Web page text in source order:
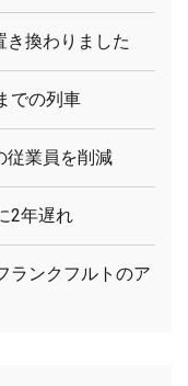
き換わりました
での列車
従業員を削減
2年遅れ
ランクフルトのア